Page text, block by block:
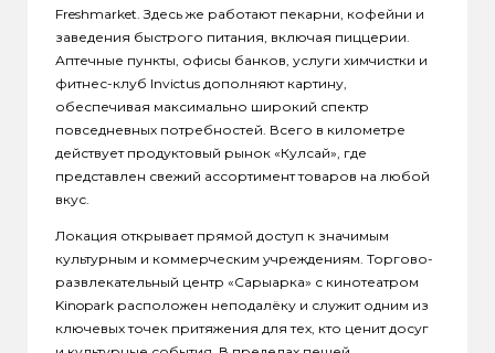
Freshmarket. Здесь же работают пекарни, кофейни и
заведения быстрого питания, включая пиццерии.
Аптечные пункты, офисы банков, услуги химчистки и
фитнес-клуб Invictus дополняют картину,
обеспечивая максимально широкий спектр
повседневных потребностей. Всего в километре
действует продуктовый рынок «Кулсай», где
представлен свежий ассортимент товаров на любой
вкус.
Локация открывает прямой доступ к значимым
культурным и коммерческим учреждениям. Торгово-
развлекательный центр «Сарыарка» с кинотеатром
Kinopark расположен неподалёку и служит одним из
ключевых точек притяжения для тех, кто ценит досуг